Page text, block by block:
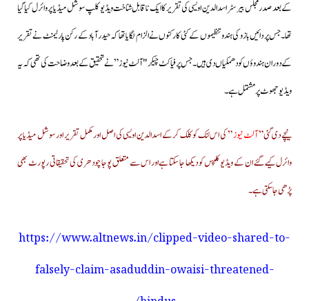
کے بعد صدر مجلس بیرسٹر اسد الدین اویسی کی تقریر کا ایک ناقابل شناخت ویڈیو کلپ سوشل میڈیا پر وائرل کیا گیا
تھا۔جس پر دائیں بازو کی ہندو تنظیموں کے کئی کارکنوں نے الزام لگایا تھا کہ حیدرآباد کے رکن پارلیمنٹ نے تقریر
کے دوران ہندوؤں کو دھمکیاں دی ہیں۔جس پر فیاکٹ چیکر "آلٹ نیوز ” نے تحقیق کے بعد وضاحت کی تھی کہ یہ
ویڈیو جھوٹ پر مشتمل ہے۔
نیچے دی گئی ”آلٹ نیوز” کی اس لنک کو کلک کرکے اسدالدین اویسی کی اصل اور مکمل تقریر اور سوشل میڈیا پر
وائرل کیے گئے ان کے ویڈیو کلپس کو دیکھا جاسکتا ہے اور اس سے متعلق پوجا چودھری کی تحقیقاتی رپورٹ بھی
پڑھی جاسکتی ہے۔
https://www.altnews.in/clipped-video-shared-to-
falsely-claim-asaduddin-owaisi-threatened-